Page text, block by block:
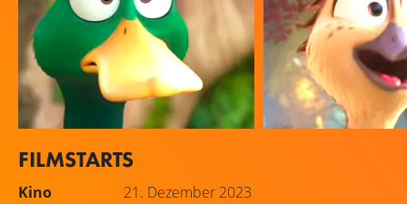
Kumail Nanjiani
Mack (voice)
FILMSTARTS
Kino
21. Dezember 2023